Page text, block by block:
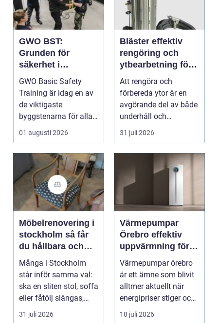
GWO BST:
Grunden för
säkerhet i
vindkraftsbransch
en
GWO Basic Safety
Training är idag en av
de viktigaste
byggstenarna för alla
som vill arbet...
01 augusti 2026
Bläster effektiv
rengöring och
ytbearbetning för
proffs och
hantverkare
Att rengöra och
förbereda ytor är en
avgörande del av både
underhåll och
renovering. Färg, rost,
smu...
31 juli 2026
Möbelrenovering i
stockholm så får
du hållbara och
vackra möbler
Många i Stockholm
står inför samma val:
ska en sliten stol, soffa
eller fåtölj slängas,
säljas billi...
31 juli 2026
Värmepumpar
Örebro effektiv
uppvärmning för
hus och
fastigheter
Värmepumpar örebro
är ett ämne som blivit
alltmer aktuellt när
energipriser stiger och
fler vill sän...
18 juli 2026